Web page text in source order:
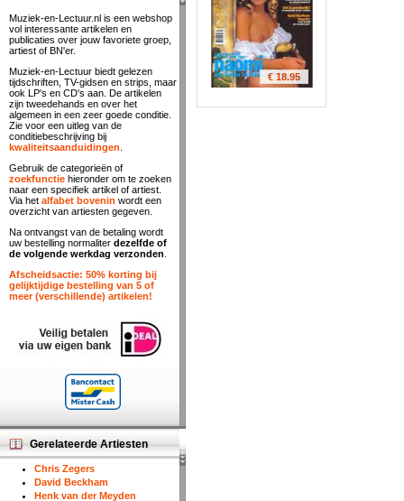
€ 18.95
Muziek-en-Lectuur.nl is een webshop
vol interessante artikelen en
publicaties over jouw favoriete groep,
artiest of BN'er.
Muziek-en-Lectuur biedt gelezen
tijdschriften, TV-gidsen en strips, maar
ook LP's en CD's aan. De artikelen
zijn tweedehands en over het
algemeen in een zeer goede conditie.
Zie voor een uitleg van de
conditiebeschrijving bij
kwaliteitsaanduidingen
Gebruik de categorieën of
zoekfunctie hieronder om te zoeken
naar een specifiek artikel of artiest.
Via het alfabet bovenin wordt een
overzicht van artiesten gegeven.
Na ontvangst van de betaling wordt
uw bestelling normaliter dezelfde of
de volgende werkdag verzonden
Afscheidsactie: 50% korting bij
gelijktijdige bestelling van 5 of
meer (verschillende) artikelen!
Gerelateerde Artiesten
Chris Zegers
David Beckham
Henk van der Meyden